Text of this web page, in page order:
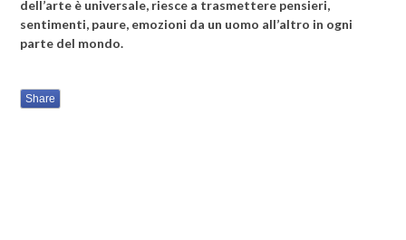
dell’arte è universale, riesce a trasmettere pensieri,
sentimenti, paure, emozioni da un uomo all’altro in ogni
parte del mondo.
Share